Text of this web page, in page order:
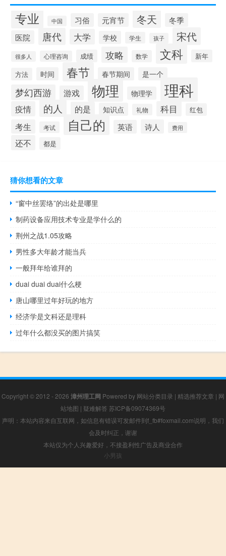
专业 中国 习俗 元宵节 冬天
冬季
医院
唐代 大学 学校 学生 孩子 宋代
很多人 心理咨询 成绩 攻略 数学 文科
新年
方法
时间 春节 春节期间 是一个
梦幻西游 游戏 物理 物理学 理科
疫情 的人 的是 知识点 礼物 科目 红包
考生 考试 自己的 英语 诗人 费用
还不 都是
猜你想看的文章
“窗中丝罢络”的出处是哪里
制药设备应用技术专业是学什么的
荆州之战1.05攻略
男性多大年龄才能当兵
一般拜年给谁拜的
duai duai duai什么梗
唐山哪里过年好玩的地方
经济学是文科还是理科
过年什么都没买的图片搞笑
Copyright © 2012 - 2026 漳州理工网 Powered by 网站分类目录 | 精选推荐文章 | 网
站地图 | 疑难解答 苏ICP备09074369号
声明：本站内容来自互联网，如信息有错误可发邮件到f_fb#foxmail.com说明，我们
会及时纠正，谢谢
本站仅为个人兴趣爱好，不接盈利性广告及商业合作
小男孩